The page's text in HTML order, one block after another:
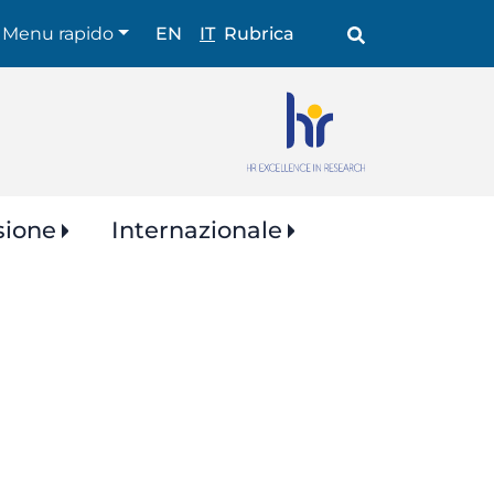
Shortcuts
Menu rapido EN IT Rubrica
Internazionale